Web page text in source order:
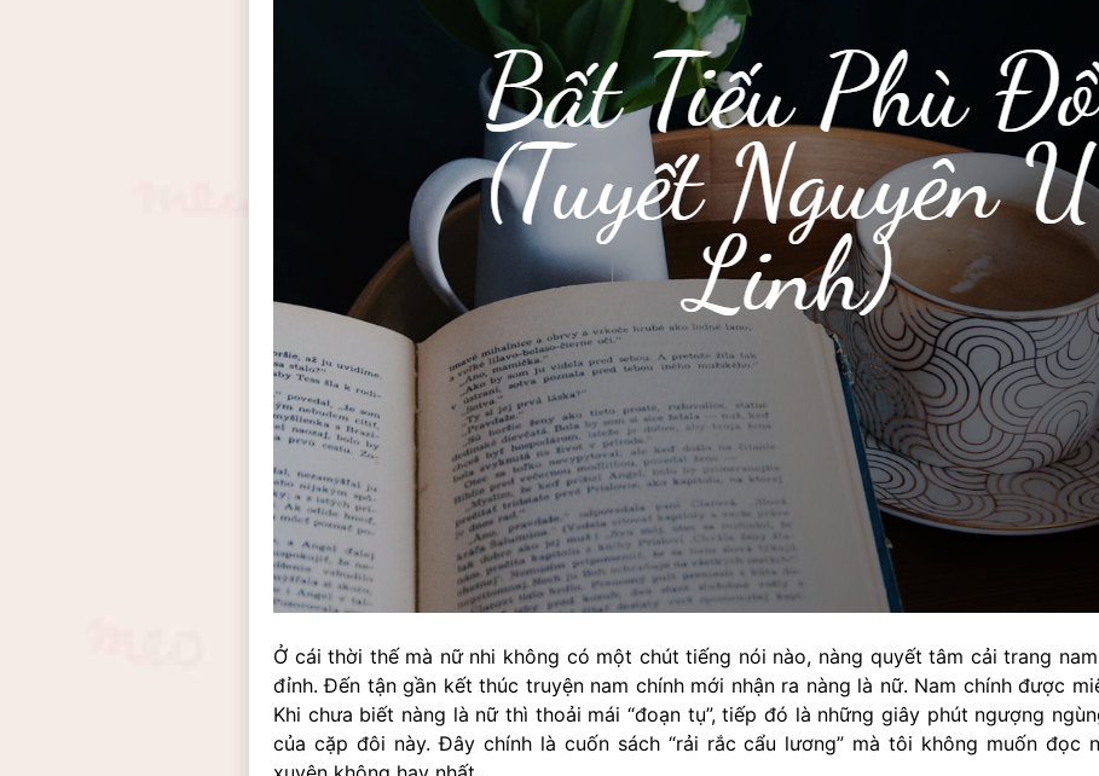
Ở cái thời thế mà nữ nhi không có một chút tiếng nói nào, nàng quyết tâm cải trang
đỉnh. Đến tận gần kết thúc truyện nam chính mới nhận ra nàng là nữ. Nam chính được
Khi chưa biết nàng là nữ thì thoải mái “đoạn tụ”, tiếp đó là những giây phút ngượng
của cặp đôi này. Đây chính là cuốn sách “rải rắc cẩu lương” mà tôi không muốn đọc